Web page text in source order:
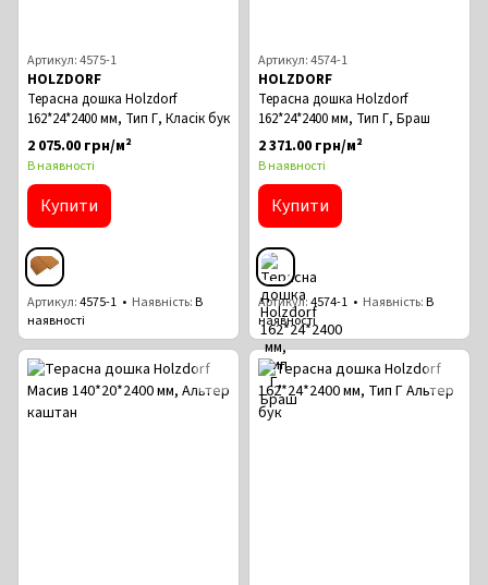
Артикул: 4575-1
HOLZDORF
Терасна дошка Holzdorf
162*24*2400 мм, Тип Г, Класік бук
2 075.00 грн/м²
В наявності
Купити
Артикул 4575-1 Наявність В
наявності
Артикул: 4574-1
HOLZDORF
Терасна дошка Holzdorf
162*24*2400 мм, Тип Г, Браш
2 371.00 грн/м²
В наявності
Купити
Артикул 4574-1 Наявність В
наявності